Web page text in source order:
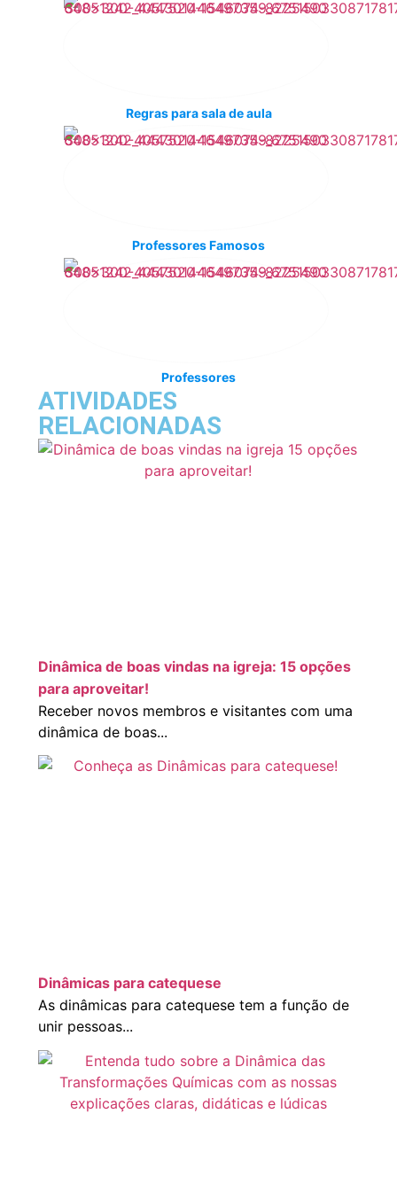
Regras para sala de aula
Professores Famosos
Professores
ATIVIDADES
RELACIONADAS
Dinâmica de boas vindas na igreja: 15 opções
para aproveitar!
Receber novos membros e visitantes com uma
dinâmica de boas...
Dinâmicas para catequese
As dinâmicas para catequese tem a função de
unir pessoas...